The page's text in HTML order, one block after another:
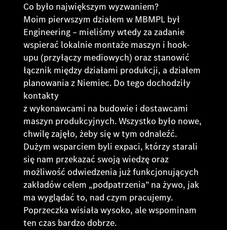
Co było największym wyzwaniem?
Moim pierwszym działem w MBMPL był
Engineering – mieliśmy wtedy za zadanie
wspierać lokalnie montaże maszyn i hook-
upu (przyłączy mediowych) oraz stanowić
łącznik między działami produkcji, a działem
planowania z Niemiec. Do tego dochodziły
kontakty
z wykonawcami na budowie i dostawcami
maszyn produkcyjnych. Wszystko było nowe,
chwilę zajęło, żeby się w tym odnaleźć.
Dużym wsparciem byli expaci, którzy starali
się nam przekazać swoją wiedzę oraz
możliwość odwiedzenia już funkcjonujących
zakładów celem „podpatrzenia” na żywo, jak
ma wyglądać to, nad czym pracujemy.
Poprzeczka wisiała wysoko, ale wspominam
ten czas bardzo dobrze.